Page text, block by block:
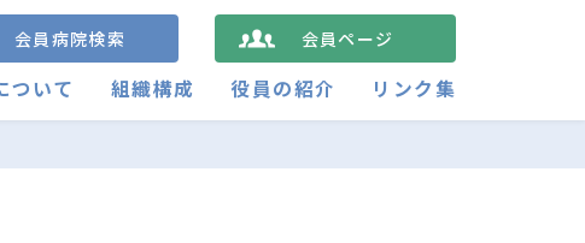
会員病院検索 会員ページ
ついて 組織構成 役員の紹介 リンク集